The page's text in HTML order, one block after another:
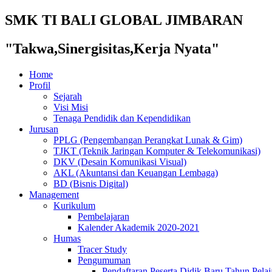
SMK TI BALI GLOBAL JIMBARAN
"Takwa,Sinergisitas,Kerja Nyata"
Home
Profil
Sejarah
Visi Misi
Tenaga Pendidik dan Kependidikan
Jurusan
PPLG (Pengembangan Perangkat Lunak & Gim)
TJKT (Teknik Jaringan Komputer & Telekomunikasi)
DKV (Desain Komunikasi Visual)
AKL (Akuntansi dan Keuangan Lembaga)
BD (Bisnis Digital)
Management
Kurikulum
Pembelajaran
Kalender Akademik 2020-2021
Humas
Tracer Study
Pengumuman